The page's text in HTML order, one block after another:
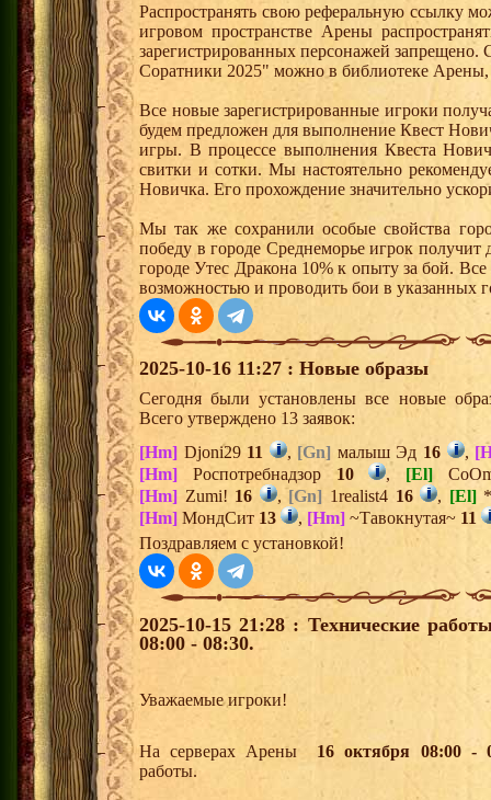
Распространять свою реферальную ссылку
игровом пространстве Арены
зарегистрированных персонажей
Соратники 2025" можно в библиотеке Арены,
Все новые зарегистрированные игроки
будем предложен для выполнение Квест
игры. В процессе выполнения Квеста
свитки и сотки. Мы настоятельно
Новичка. Его прохождение значительно
Мы так же сохранили особые свойства
победу в городе Среднеморье игрок
городе Утес Дракона 10% к опыту за бой.
возможностью и проводить бои в указанных
2025-10-16 11:27 : Новые образы
Сегодня были установлены все новые
Всего утверждено 13 заявок:
[Hm] Djoni29 11 , [Gn] малыш Эд 16 ,
[Hm] Роспотребнадзор10 , [El]
[Hm] Zumi! 16 , [Gn] 1realist4 16 , [El]
[Hm] МондСит 13 , [Hm] ~Тавокнутая~ 11
Поздравляем с установкой!
2025-10-15 21:28 : Технические
08:00 - 08:30.
Уважаемые игроки!
На серверах Арены
16 октября 08:00 -
работы.